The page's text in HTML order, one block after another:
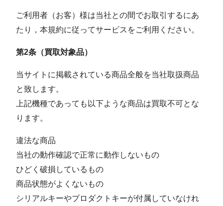
ご利⽤者（お客）様は当社との間でお取引するにあ
たり，本規約に従ってサービスをご利⽤ください。
第2条（買取対象品）
当サイトに掲載されている商品全般を当社取扱商品
と致します。
上記機種であっても以下ような商品は買取不可とな
ります。
違法な商品
当社の動作確認で正常に動作しないもの
ひどく破損しているもの
商品状態がよくないもの
シリアルキーやプロダクトキーが付属していなけれ